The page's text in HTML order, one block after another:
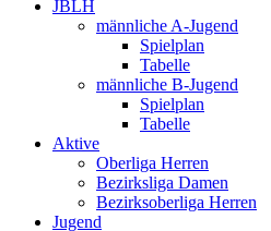
JBLH
männliche A-Jugend
Spielplan
Tabelle
männliche B-Jugend
Spielplan
Tabelle
Aktive
Oberliga Herren
Bezirksliga Damen
Bezirksoberliga Herren
Jugend